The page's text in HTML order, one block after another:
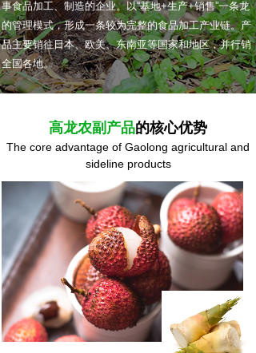
事食品加工、制造的企业。以“基地+生产+销售”一条龙
的管理模式，形成一条较为完整的食品加工产业链。产
品主要销往日本、欧美、东南亚等国家和地区，并行销
全国各地。
高龙农副产品的核心优势
The core advantage of Gaolong agricultural and
sideline products